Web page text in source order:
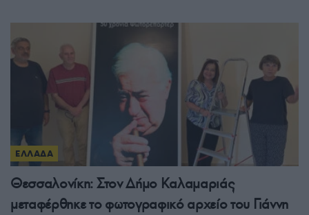
ΕΛΛΑΔΑ
Θεσσαλονίκη: Στον Δήμο Καλαμαριάς
μεταφέρθηκε το φωτογραφικό αρχείο του Γιάννη